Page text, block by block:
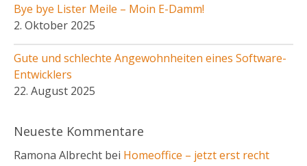
Bye bye Lister Meile – Moin E-Damm!
2. Oktober 2025
Gute und schlechte Angewohnheiten eines Software-
Entwicklers
22. August 2025
Neueste Kommentare
Ramona Albrecht bei Homeoffice – jetzt erst recht